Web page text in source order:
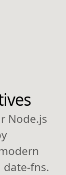
Node.js
date-fns.